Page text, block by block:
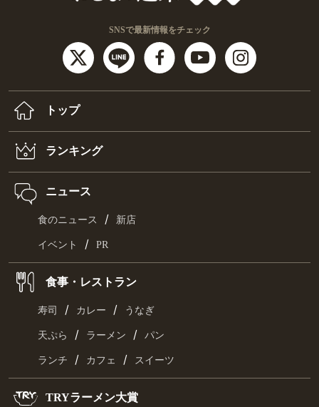
SNSで最新情報をチェック
トップ
ランキング
ニュース
食のニュース / 新店
イベント / PR
食事・レストラン
寿司 / カレー / うなぎ
天ぷら / ラーメン / パン
ランチ / カフェ / スイーツ
TRYラーメン大賞